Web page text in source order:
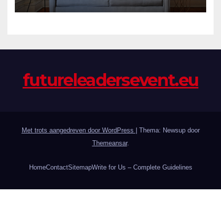
futureleadersevent.eu
Met trots aangedreven door WordPress
Thema: Newsup door
Themeansar.
HomeContactSitemapWrite for Us – Complete Guidelines